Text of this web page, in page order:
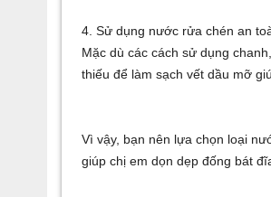
4. Sử dụng nước rửa chén an
Mặc dù các cách sử dụng
thiếu để làm sạch vết dầu mỡ
Vì vậy, bạn nên lựa chọn loại
giúp chị em dọn dẹp đống bát